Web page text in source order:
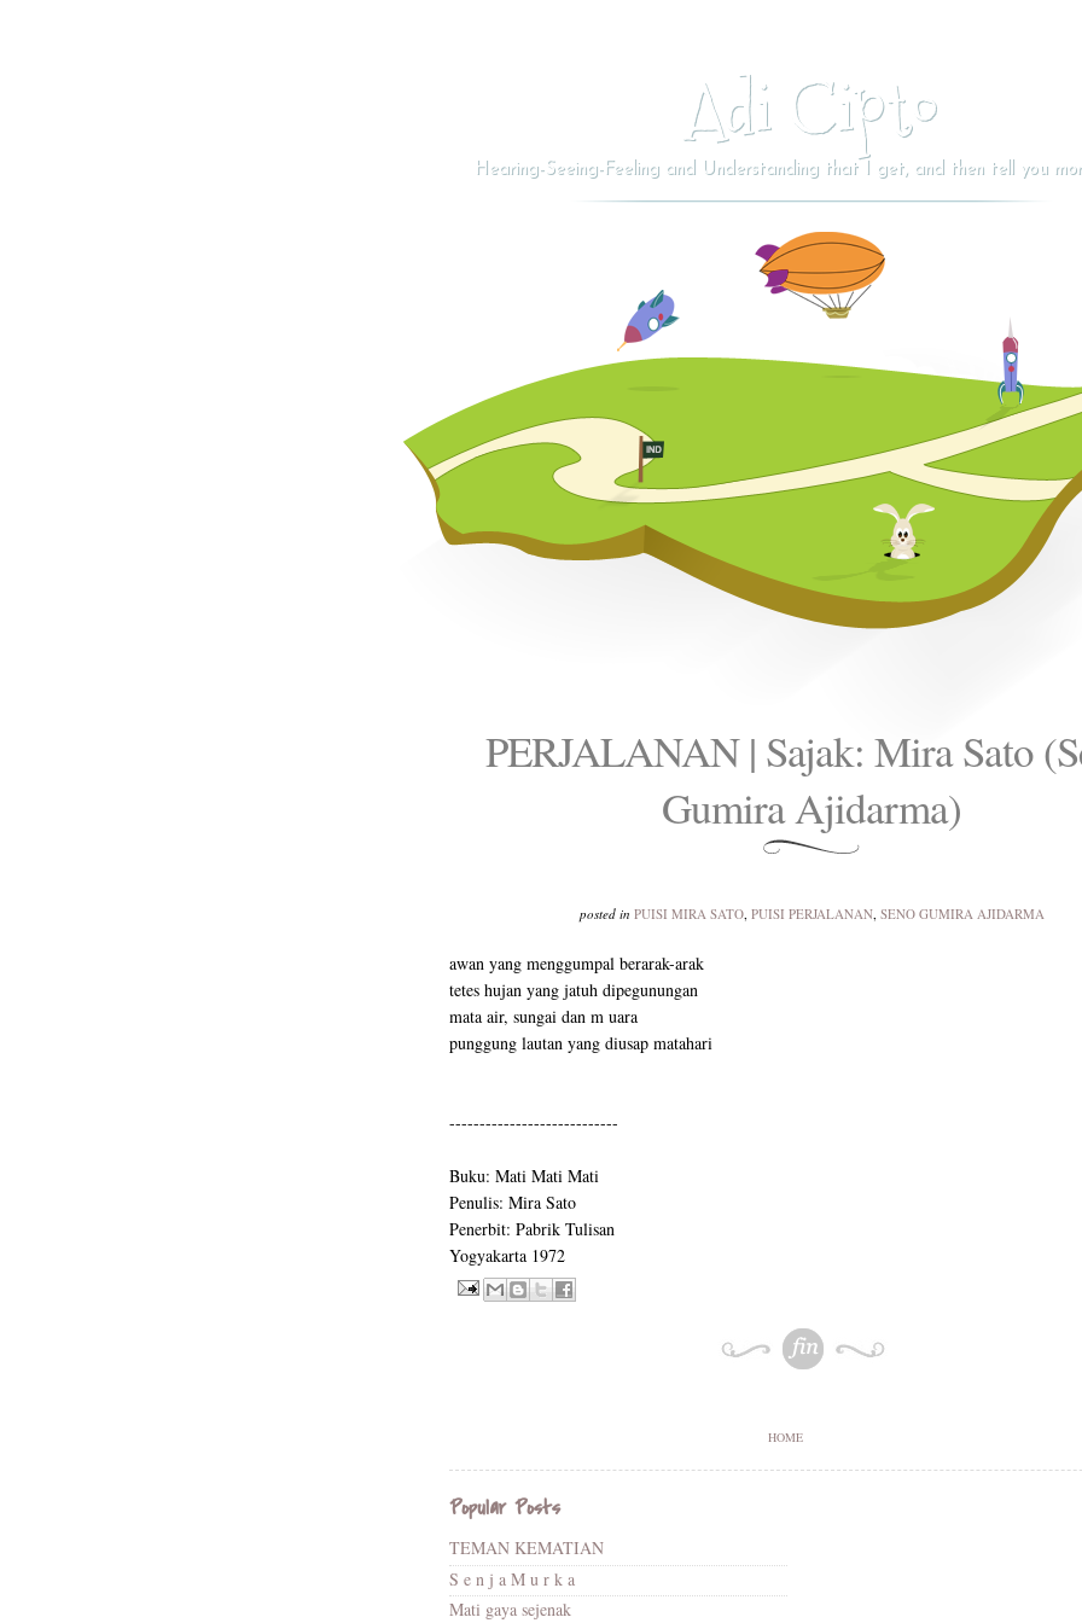
Adi Cipto
Hearing-Seeing-Feeling and Understanding that I get, and then tell you
PERJALANAN | Sajak: Mira Sato
Gumira Ajidarma)
posted in PUISI MIRA SATO, PUISI PERJALANAN, SENO GUMIRA AJIDARMA
awan yang menggumpal berarak-arak
tetes hujan yang jatuh dipegunungan
mata air, sungai dan m uara
punggung lautan yang diusap matahari
----------------------------
Buku: Mati Mati Mati
Penulis: Mira Sato
Penerbit: Pabrik Tulisan
Yogyakarta 1972
HOME
Popular Posts
TEMAN KEMATIAN
S e n j a M u r k a
Mati gaya sejenak